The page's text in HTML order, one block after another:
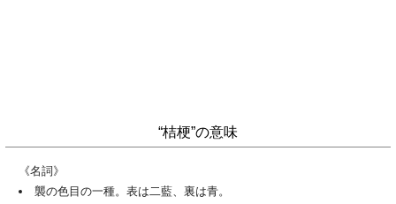
“桔梗”の意味
《名詞》
襲の色目の一種。表は二藍、裏は青。